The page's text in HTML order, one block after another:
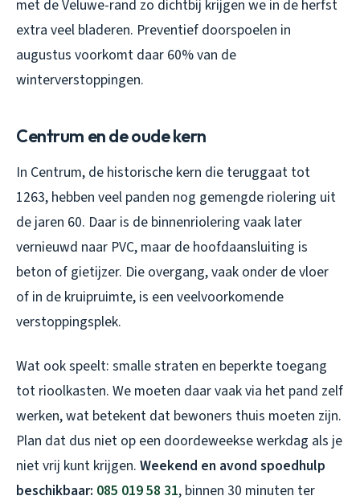
met de Veluwe-rand zo dichtbij krijgen we in de herfst
extra veel bladeren. Preventief doorspoelen in
augustus voorkomt daar 60% van de
winterverstoppingen.
Centrum en de oude kern
In Centrum, de historische kern die teruggaat tot
1263, hebben veel panden nog gemengde riolering uit
de jaren 60. Daar is de binnenriolering vaak later
vernieuwd naar PVC, maar de hoofdaansluiting is
beton of gietijzer. Die overgang, vaak onder de vloer
of in de kruipruimte, is een veelvoorkomende
verstoppingsplek.
Wat ook speelt: smalle straten en beperkte toegang
tot rioolkasten. We moeten daar vaak via het pand zelf
werken, wat betekent dat bewoners thuis moeten zijn.
Plan dat dus niet op een doordeweekse werkdag als je
niet vrij kunt krijgen. Weekend en avond spoedhulp
beschikbaar: 085 019 58 31, binnen 30 minuten ter